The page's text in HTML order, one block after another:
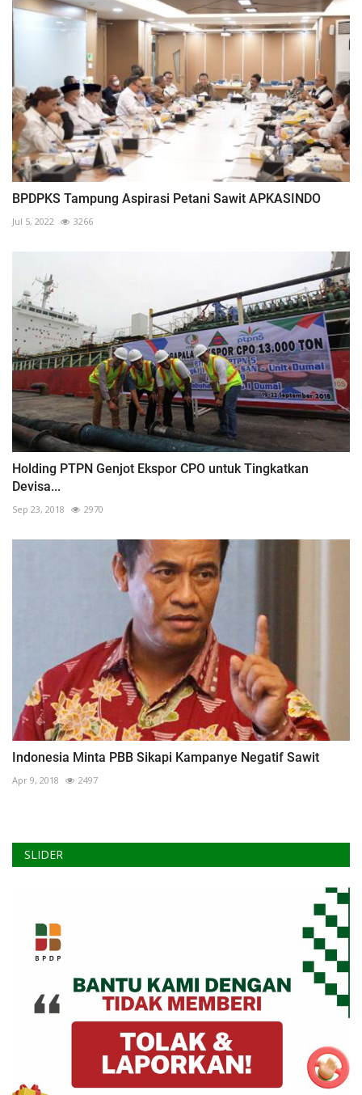
BPDPKS Tampung Aspirasi Petani Sawit APKASINDO
Jul 5, 2022 3266
Holding PTPN Genjot Ekspor CPO untuk Tingkatkan
Devisa...
Sep 23, 2018 2970
Indonesia Minta PBB Sikapi Kampanye Negatif Sawit
Apr 9, 2018 2497
SLIDER